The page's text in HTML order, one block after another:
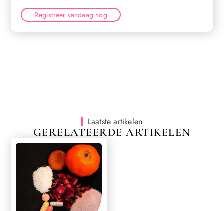
Registreer vandaag nog
Laatste artikelen
GERELATEERDE ARTIKELEN